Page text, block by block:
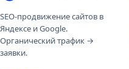
SEO-продвижение сайтов в
Яндексе и Google.
Органический трафик →
заявки.